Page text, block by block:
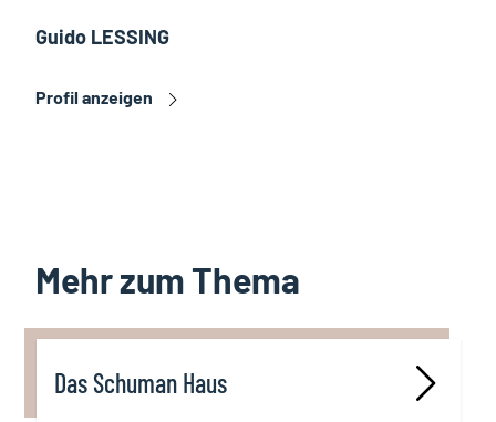
Guido LESSING
Profil anzeigen
Mehr zum Thema
Das Schuman Haus